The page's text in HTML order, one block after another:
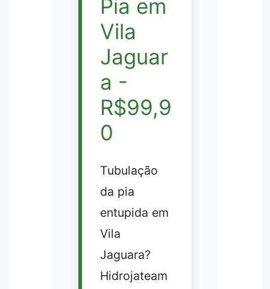
Pia em
Vila
Jaguar
a -
R$99,9
0
Tubulação
da pia
entupida em
Vila
Jaguara?
Hidrojateam